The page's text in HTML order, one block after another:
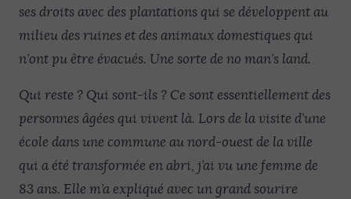
ses droits avec des plantations qui se développent au
milieu des ruines et des animaux domestiques qui
n’ont pu être évacués. Une sorte de no man’s land.
Qui reste ? Qui sont-ils ? Ce sont essentiellement des
personnes âgées qui vivent là. Lors de la visite d’une
école dans une commune au nord-ouest de la ville
qui a été transformée en abri, j’ai vu une femme de
83 ans. Elle m’a expliqué avec un grand sourire